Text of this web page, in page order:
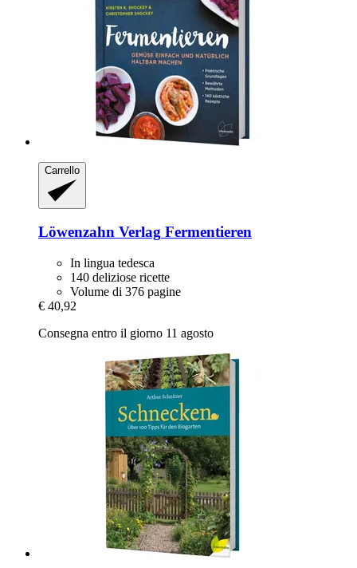
Carrello
Löwenzahn Verlag Fermentieren
In lingua tedesca
140 deliziose ricette
Volume di 376 pagine
€ 40,92
Consegna entro il giorno 11 agosto